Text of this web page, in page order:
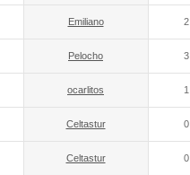
Emiliano 2
Pelocho 3
ocarlitos 1
Celtastur 0
Celtastur 0